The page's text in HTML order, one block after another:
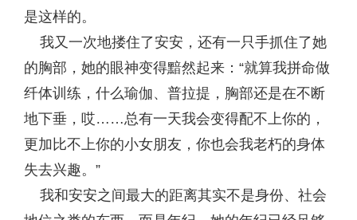
是这样的。
我又一次地搂住了安安，还有一只手抓住了她
的胸部，她的眼神变得黯然起来：“就算我拼命做
纤体训练，什么瑜伽、普拉提，胸部还是在不断
地下垂，哎……总有一天我会变得配不上你的，
更加比不上你的小女朋友，你也会我老朽的身体
失去兴趣。”
我和安安之间最大的距离其实不是身份、社会